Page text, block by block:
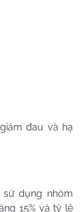
đau và hạ
dụng nhóm
15% và tỷ lệ